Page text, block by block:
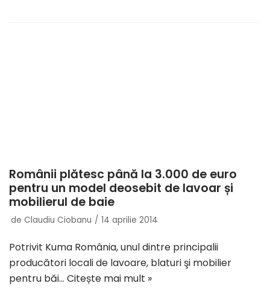
Românii plătesc până la 3.000 de euro
pentru un model deosebit de lavoar și
mobilierul de baie
de Claudiu Ciobanu 14 aprilie 2014
Potrivit Kuma România, unul dintre principalii
producători locali de lavoare, blaturi şi mobilier
pentru băi… Citește mai mult »